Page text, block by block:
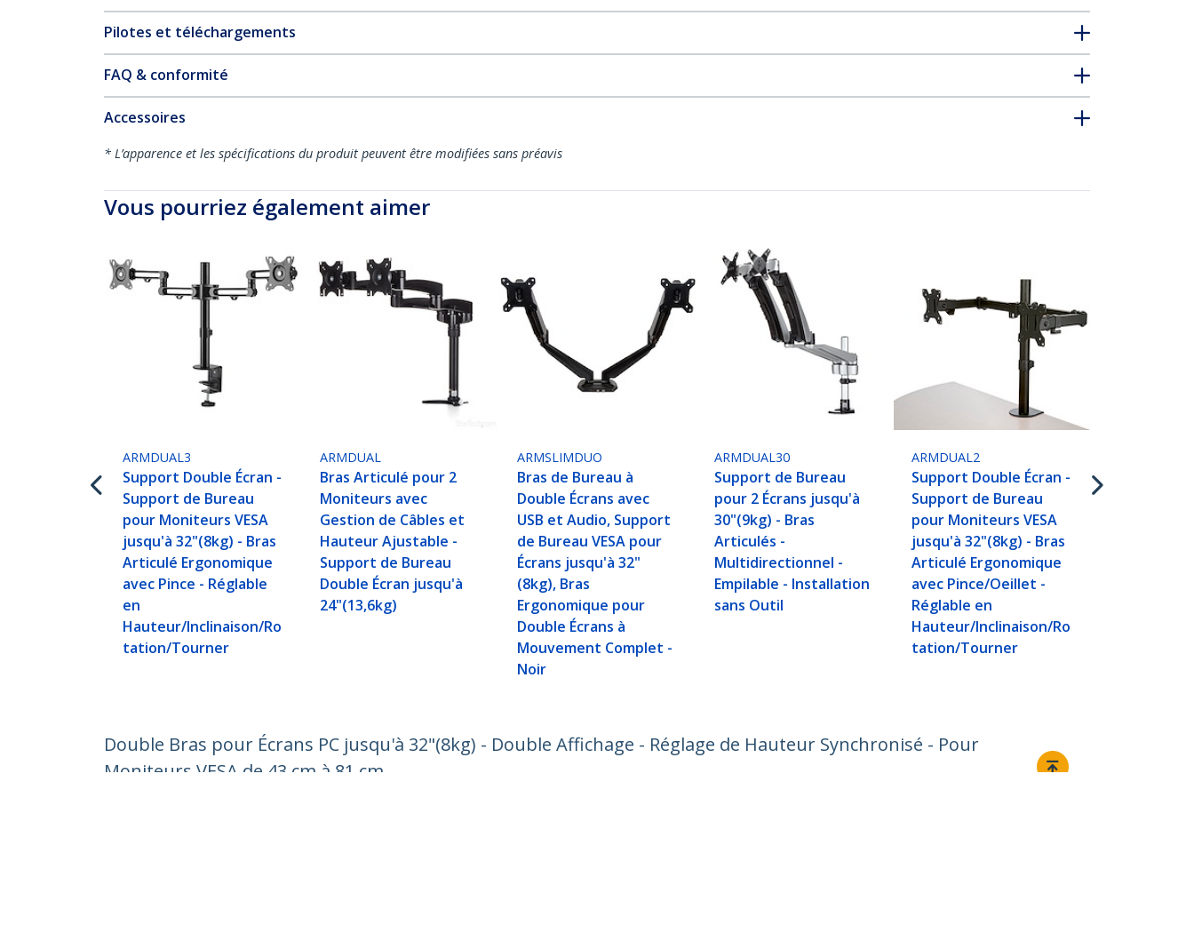
Pilotes et téléchargements
FAQ & conformité
Accessoires
* L’apparence et les spécifications du produit peuvent être modifiées sans préavis
Vous pourriez également aimer
ARMDUAL3
Support Double Écran -
Support de Bureau
pour Moniteurs VESA
jusqu'à 32"(8kg) - Bras
Articulé Ergonomique
avec Pince - Réglable
en
Hauteur/Inclinaison/Ro
tation/Tourner
ARMDUAL
Bras Articulé pour 2
Moniteurs avec
Gestion de Câbles et
Hauteur Ajustable -
Support de Bureau
Double Écran jusqu'à
24"(13,6kg)
ARMSLIMDUO
Bras de Bureau à
Double Écrans avec
USB et Audio, Support
de Bureau VESA pour
Écrans jusqu'à 32"
(8kg), Bras
Ergonomique pour
Double Écrans à
Mouvement Complet -
Noir
ARMDUAL30
Support de Bureau
pour 2 Écrans jusqu'à
30"(9kg) - Bras
Articulés -
Multidirectionnel -
Empilable - Installation
sans Outil
ARMDUAL2
Support Double Écran -
Support de Bureau
pour Moniteurs VESA
jusqu'à 32"(8kg) - Bras
Articulé Ergonomique
avec Pince/Oeillet -
Réglable en
Hauteur/Inclinaison/Ro
tation/Tourner
Double Bras pour Écrans PC jusqu'à 32"(8kg) - Double Affichage - Réglage de Hauteur Synchronisé - Pour
Moniteurs VESA de 43 cm à 81 cm